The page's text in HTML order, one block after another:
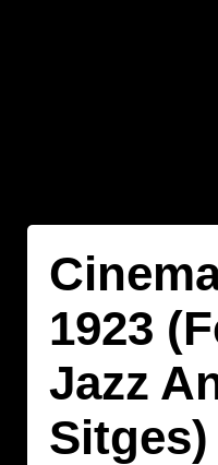
1923
Jazz
Sitges)